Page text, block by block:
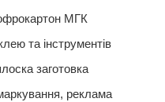
МГК
та інструментів
заготовка
реклама